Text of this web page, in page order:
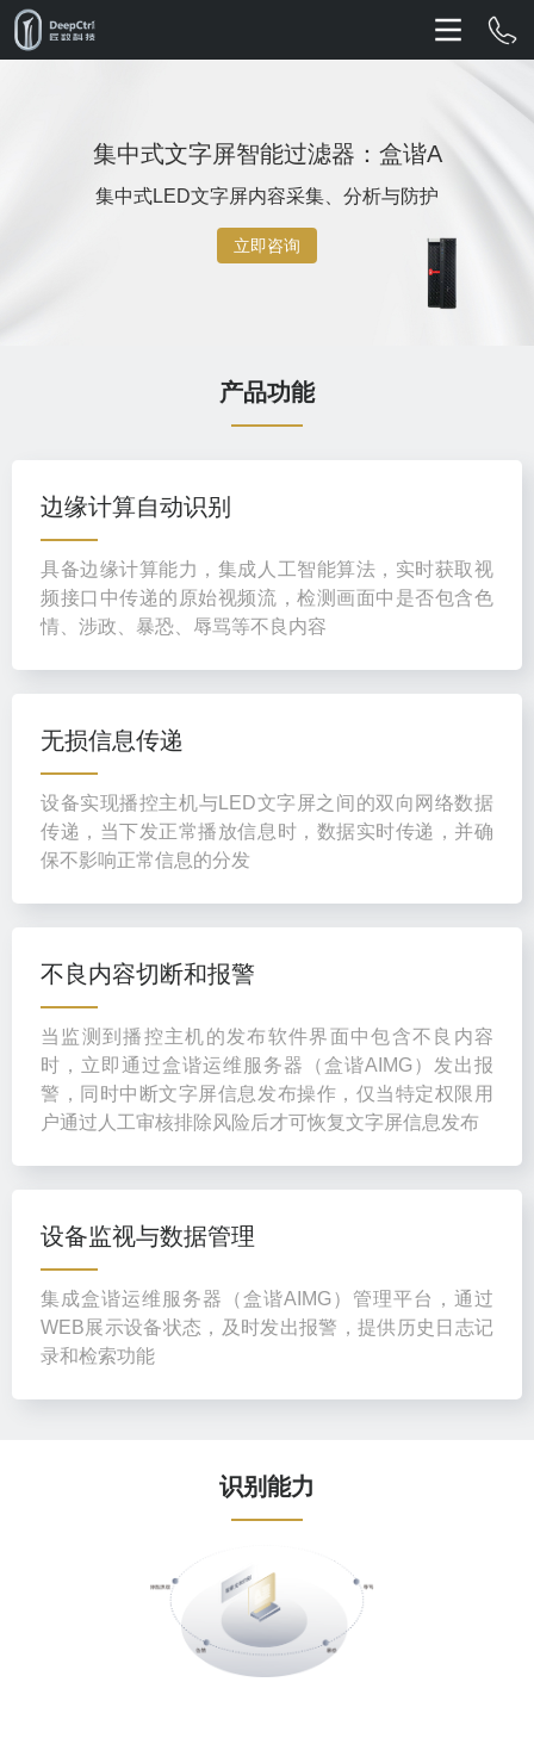
集中式文字屏智能过滤器：盒谐A
集中式LED文字屏内容采集、分析与防护
立即咨询
产品功能
边缘计算自动识别
具备边缘计算能力，集成人工智能算法，实时获取视
频接口中传递的原始视频流，检测画面中是否包含色
情、涉政、暴恐、辱骂等不良内容
无损信息传递
设备实现播控主机与LED文字屏之间的双向网络数据
传递，当下发正常播放信息时，数据实时传递，并确
保不影响正常信息的分发
不良内容切断和报警
当监测到播控主机的发布软件界面中包含不良内容
时，立即通过盒谐运维服务器（盒谐AIMG）发出报
警，同时中断文字屏信息发布操作，仅当特定权限用
户通过人工审核排除风险后才可恢复文字屏信息发布
设备监视与数据管理
集成盒谐运维服务器（盒谐AIMG）管理平台，通过
WEB展示设备状态，及时发出报警，提供历史日志记
录和检索功能
识别能力